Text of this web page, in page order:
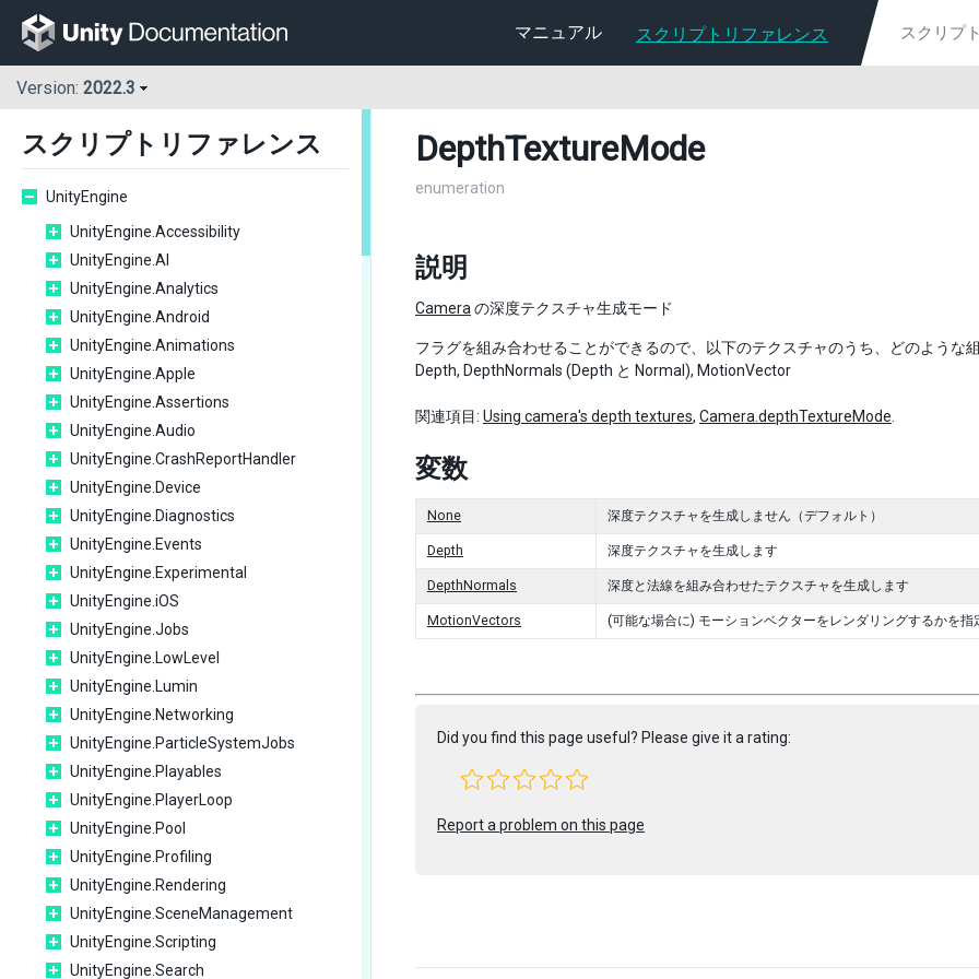
マニュアル スクリプトリファレンス
Version: 2022.3
スクリプトリファレンス
UnityEngine
UnityEngine.Accessibility
UnityEngine.AI
UnityEngine.Analytics
UnityEngine.Android
UnityEngine.Animations
UnityEngine.Apple
UnityEngine.Assertions
UnityEngine.Audio
UnityEngine.CrashReportHandler
UnityEngine.Device
UnityEngine.Diagnostics
UnityEngine.Events
UnityEngine.Experimental
UnityEngine.iOS
UnityEngine.Jobs
UnityEngine.LowLevel
UnityEngine.Lumin
UnityEngine.Networking
UnityEngine.ParticleSystemJobs
UnityEngine.Playables
UnityEngine.PlayerLoop
UnityEngine.Pool
UnityEngine.Profiling
UnityEngine.Rendering
UnityEngine.SceneManagement
UnityEngine.Scripting
UnityEngine.Search
DepthTextureMode
enumeration
説明
Camera の深度テクスチャ生成モード
フラグを組み合わせることができるので、以下のテクスチャのうち、どのような
Depth, DepthNormals (Depth と Normal), MotionVector
関連項目: Using camera's depth textures, Camera.depthTextureMode
変数
None 深度テクスチャを生成しません（デフォルト）
Depth 深度テクスチャを生成します
DepthNormals 深度と法線を組み合わせたテクスチャを生成します
MotionVectors (可能な場合に) モーションベクターをレンダリングするかを指
Did you find this page useful? Please give it a rating:
Report a problem on this page